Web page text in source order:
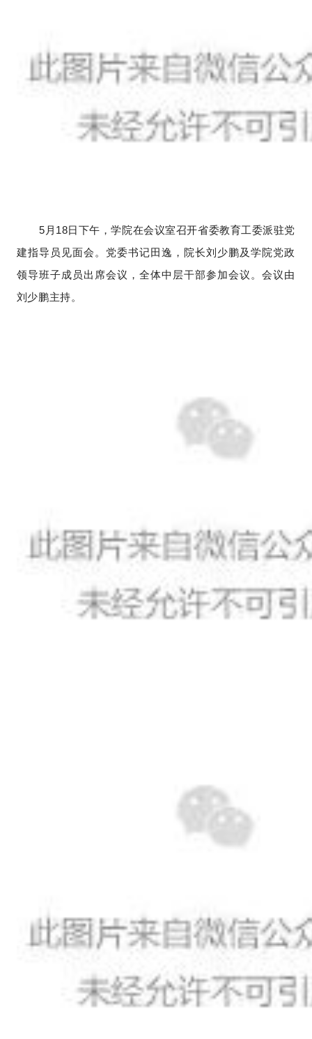
5月18日下午，学院在会议室召开省委教育工委派驻党
建指导员见面会。党委书记田逸，院长刘少鹏及学院党政
领导班子成员出席会议，全体中层干部参加会议。会议由
刘少鹏主持。